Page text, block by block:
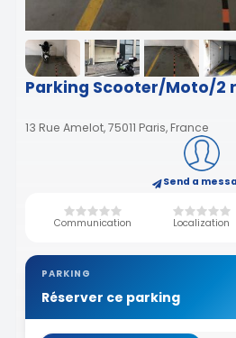
Parking Scooter/Moto/2
13 Rue Amelot, 75011 Paris, France
Send a
Communication Localization
PARKING
Réserver ce parking